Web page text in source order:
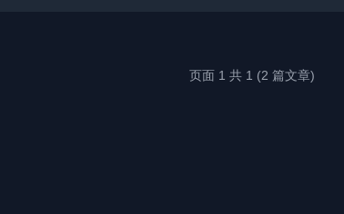
页面 1 共 1 (2 篇文章)